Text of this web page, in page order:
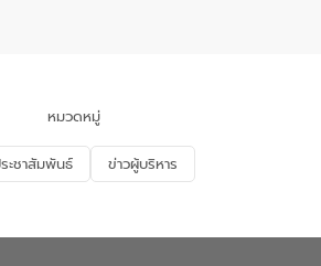
จัดการน้ำเสียและสร้างจิตสำนึกในการ
อนุรักษ์สิ่งแวดล้อม ในหัวข้อ “น้ำเสียชุมชน
และการบำบัดน้ำเสียเบื้องต้น” โดยให้ความรู้
เกี่ยวกับสาเหตุและผลกระทบของน้ำเสีย
ณ เทศบาลตำบลบางเลน จังหวัดนครปฐม
หมวดหมู่
ะชาสัมพันธ์ ข่าวผู้บริหาร